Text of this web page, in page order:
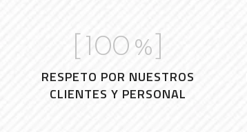
100 %]
RESPETO POR NUESTROS
CLIENTES Y PERSONAL